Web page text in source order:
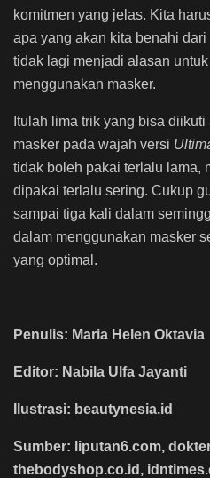
komitmen yang jelas. Kita
apa yang akan kita benahi
tidak lagi menjadi alasan
menggunakan masker.
Itulah lima trik yang bisa
masker pada wajah versi
tidak boleh pakai terlalu lama,
dipakai terlalu sering. Cukup
sampai tiga kali dalam
dalam menggunakan masker
yang optimal.
Penulis: Maria Helen Oktavia
Editor: Nabila Ulfa Jayanti
Ilustrasi: beautynesia.id
Sumber: liputan6.com,
thebodyshop.co.id,